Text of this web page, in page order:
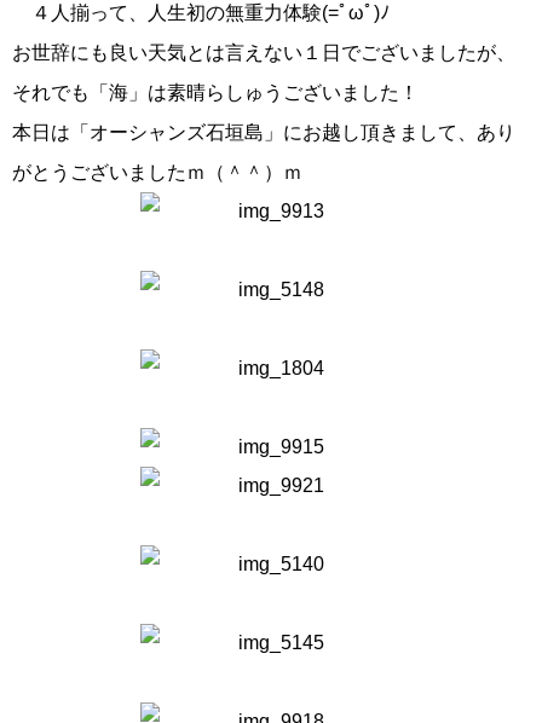
４人揃って、人生初の無重力体験(=ﾟωﾟ)ﾉ
お世辞にも良い天気とは言えない１日でございましたが、
それでも「海」は素晴らしゅうございました！
本日は「オーシャンズ石垣島」にお越し頂きまして、あり
がとうございましたｍ（＾＾）ｍ